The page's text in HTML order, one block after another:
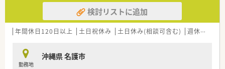
【こんな取り組みをしています】
■患者様のQOL向上を最優先に考え、薬局全体で質の高い医療
サービスの提供を追求しています。
■イントラネットを活用して社内での活発な情報共有を行い、知
検討リストに追加
年間休日120日以上 土日祝休み 土日休み(相談可含む) 週休2.5日以上
勤務地
沖縄県 名護市